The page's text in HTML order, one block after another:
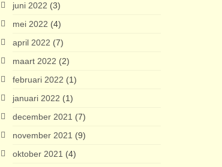
juni 2022 (3)
mei 2022 (4)
april 2022 (7)
maart 2022 (2)
februari 2022 (1)
januari 2022 (1)
december 2021 (7)
november 2021 (9)
oktober 2021 (4)